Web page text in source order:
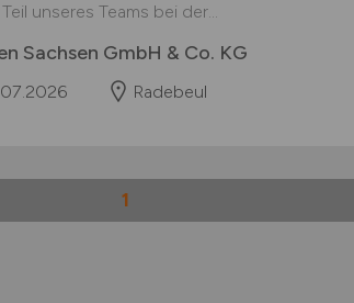
unseres Teams bei der...
Sachsen GmbH & Co. KG
Radebeul
1